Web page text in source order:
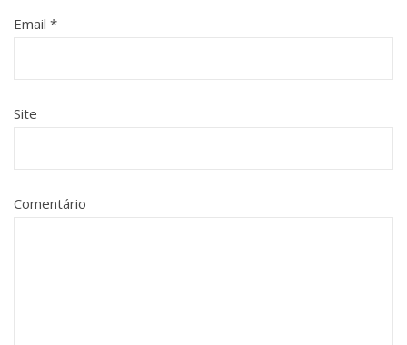
Email *
Site
Comentário